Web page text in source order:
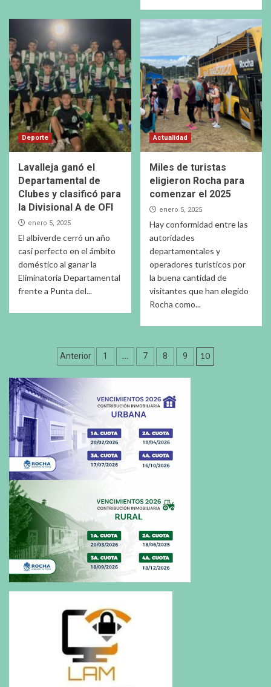
Deporte
Lavalleja ganó el
Departamental de
Clubes y clasificó para
la Divisional A de OFI
enero 5, 2025
El albiverde cerró un año
casi perfecto en el ámbito
doméstico al ganar la
Eliminatoria Departamental
frente a Punta del...
Actualidad
Miles de turistas
eligieron Rocha para
comenzar el 2025
enero 5, 2025
Hay conformidad entre las
autoridades
departamentales y
operadores turísticos por
la buena cantidad de
visitantes que han elegido
Rocha como...
Paginación
de
entradas
Anterior 1 … 7 8 9 10